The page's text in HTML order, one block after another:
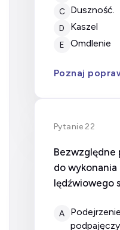
C duszność.
D kaszel
E omdlenie
Poznaj
Pytanie 22
Bezwzględne
do wykonania
lędźwiowego
A
podejrzenie krwawienia